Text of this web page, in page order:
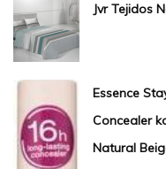
Jvr Tejidos
Essence
Concealer
Natural